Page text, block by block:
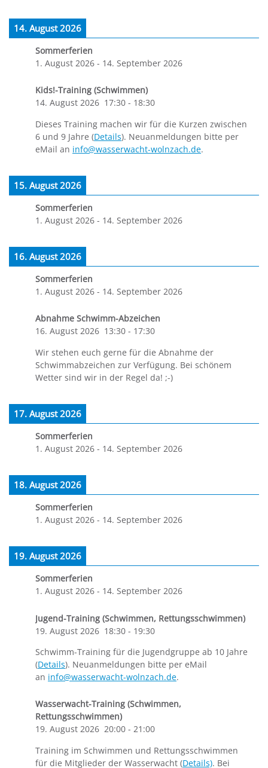
14. August 2026
Sommerferien
1. August 2026 - 14. September 2026
Kids!-Training (Schwimmen)
14. August 2026 17:30 - 18:30
Dieses Training machen wir für die Kurzen zwischen
6 und 9 Jahre (Details). Neuanmeldungen bitte per
eMail an info@wasserwacht-wolnzach.de.
15. August 2026
Sommerferien
1. August 2026 - 14. September 2026
16. August 2026
Sommerferien
1. August 2026 - 14. September 2026
Abnahme Schwimm-Abzeichen
16. August 2026 13:30 - 17:30
Wir stehen euch gerne für die Abnahme der
Schwimmabzeichen zur Verfügung. Bei schönem
Wetter sind wir in der Regel da! ;-)
17. August 2026
Sommerferien
1. August 2026 - 14. September 2026
18. August 2026
Sommerferien
1. August 2026 - 14. September 2026
19. August 2026
Sommerferien
1. August 2026 - 14. September 2026
Jugend-Training (Schwimmen, Rettungsschwimmen)
19. August 2026 18:30 - 19:30
Schwimm-Training für die Jugendgruppe ab 10 Jahre
(Details). Neuanmeldungen bitte per eMail
an info@wasserwacht-wolnzach.de.
Wasserwacht-Training (Schwimmen,
Rettungsschwimmen)
19. August 2026 20:00 - 21:00
Training im Schwimmen und Rettungsschwimmen
für die Mitglieder der Wasserwacht (Details). Bei